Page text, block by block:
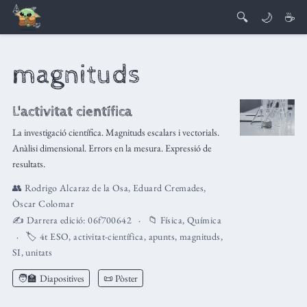
🔍 🌙 ☕
magnituds
L'activitat científica
La investigació científica. Magnituds escalars i vectorials.
Anàlisi dimensional. Errors en la mesura. Expressió de
resultats.
👥 Rodrigo Alcaraz de la Osa, Eduard Cremades,
Òscar Colomar
✍️ Darrera edició:06f700642 📁 Física,Química
🏷️ 4t ESO,activitat-científica, apunts, magnituds,
SI,unitats
🧑‍🏫 Diapositives 📜 Pòster